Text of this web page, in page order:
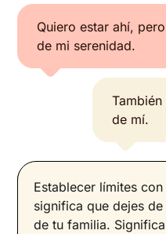
Quiero estar ahí,
de mi serenidad.
de mí.
Establecer límites
significa que dejes
de tu familia.